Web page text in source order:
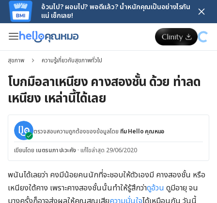
อ้วนไป? ผอมไป? พอดีแล้ว? น้ำหนักคุณเป็นอย่างไรกัน
แน่ เช็กเลย!
สุขภาพ ความรู้เกี่ยวกับสุขภาพทั่วไป
โบกมือลาเหนียง คางสองชั้น ด้วย ท่าลด
เหนียง เหล่านี้ได้เลย
ตรวจสอบความถูกต้องของข้อมูลโดย ทีม Hello คุณหมอ
เขียนโดย เนตรนภา ปะวะคัง · แก้ไขล่าสุด 29/06/2020
พนันได้เลยว่า คงมีน้อยคนนักที่จะชอบให้ตัวเองมี คางสองชั้น หรือ
เหนียงใต้คาง เพราะคางสองชั้นนั้นทำให้รู้สึกว่าดูอ้วน ดูมีอายุ จน